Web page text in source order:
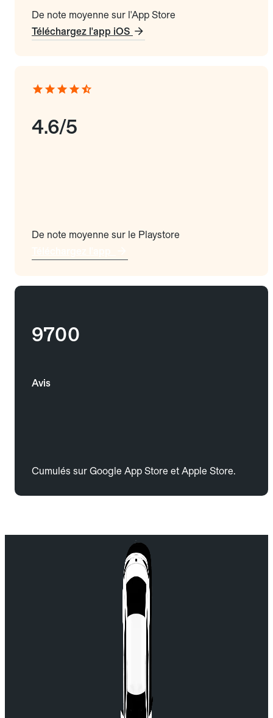
De note moyenne sur l'App Store
Téléchargez l'app iOS
4.6/5
De note moyenne sur le Playstore
9700
Avis
Cumulés sur Google App Store et Apple Store.